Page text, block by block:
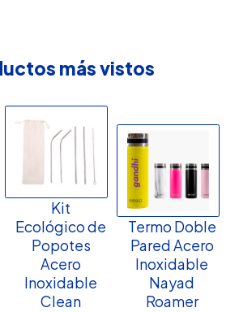
más vistos
Kit
Ecológico de
Popotes
Acero
Inoxidable
Clean
Termo Doble
Pared Acero
Inoxidable
Nayad
Roamer